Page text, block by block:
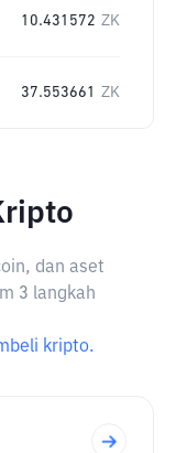
10.431572 ZK
37.553661 ZK
dan aset
3 langkah
kripto.